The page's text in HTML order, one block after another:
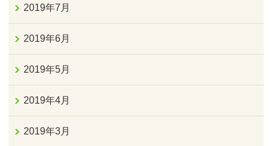
2019年7月
2019年6月
2019年5月
2019年4月
2019年3月